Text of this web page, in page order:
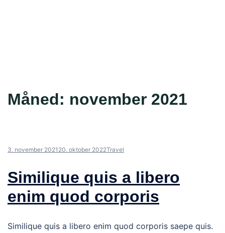
Måned: november 2021
3. november 2021 20. oktober 2022Travel
Similique quis a libero
enim quod corporis
Similique quis a libero enim quod corporis saepe quis.